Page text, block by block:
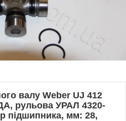
валу Weber UJ 412
рульова УРАЛ 4320-
підшипника, мм: 28,